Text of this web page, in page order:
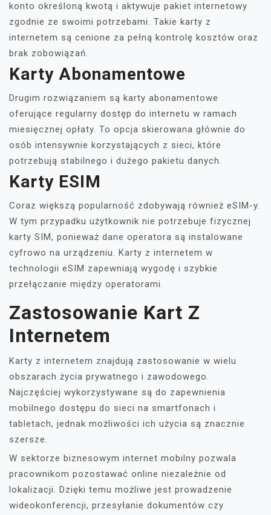
konto określoną kwotą i aktywuje pakiet internetowy
zgodnie ze swoimi potrzebami. Takie karty z
internetem są cenione za pełną kontrolę kosztów oraz
brak zobowiązań.
Karty Abonamentowe
Drugim rozwiązaniem są karty abonamentowe
oferujące regularny dostęp do internetu w ramach
miesięcznej opłaty. To opcja skierowana głównie do
osób intensywnie korzystających z sieci, które
potrzebują stabilnego i dużego pakietu danych.
Karty ESIM
Coraz większą popularność zdobywają również eSIM-y.
W tym przypadku użytkownik nie potrzebuje fizycznej
karty SIM, ponieważ dane operatora są instalowane
cyfrowo na urządzeniu. Karty z internetem w
technologii eSIM zapewniają wygodę i szybkie
przełączanie między operatorami.
Zastosowanie Kart Z
Internetem
Karty z internetem znajdują zastosowanie w wielu
obszarach życia prywatnego i zawodowego.
Najczęściej wykorzystywane są do zapewnienia
mobilnego dostępu do sieci na smartfonach i
tabletach, jednak możliwości ich użycia są znacznie
szersze.
W sektorze biznesowym internet mobilny pozwala
pracownikom pozostawać online niezależnie od
lokalizacji. Dzięki temu możliwe jest prowadzenie
wideokonferencji, przesyłanie dokumentów czy